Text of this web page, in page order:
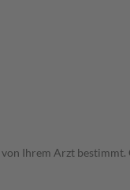
Ihrem Arzt